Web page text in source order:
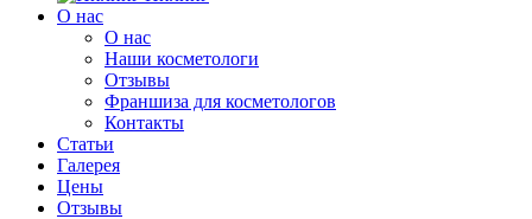
O нас
O нас
Наши косметологи
Отзывы
Франшиза для косметологов
Контакты
Статьи
Галерея
Цены
Отзывы